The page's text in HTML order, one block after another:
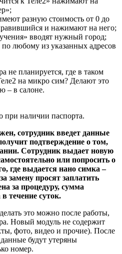
разную стоимость от 0 до
и нажимают на него;
вводят нужный город;
любому из указанных адресов
не планируется, где в таком
на микро сим? Делают это
– в салоне.
при наличии паспорта.
сотрудник введет данные
подтверждение о том,
Сотрудник выдает новую
или попросить о
где выдается нано симка –
замену просят заплатить
за процедуру, сумма
течение суток.
это можно после работы,
Новый модуль не содержит
фото, видео и прочие). После
будут утеряны
номер.